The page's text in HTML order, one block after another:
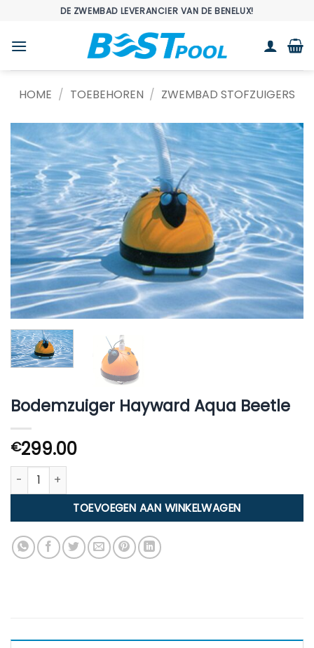
inhoud
DE ZWEMBAD LEVERANCIER VAN DE BENELUX!
HOME / TOEBEHOREN / ZWEMBAD STOFZUIGERS
Bodemzuiger Hayward Aqua Beetle
€299.00
Bodemzuiger Hayward Aqua Beetle aantal
TOEVOEGEN AAN WINKELWAGEN